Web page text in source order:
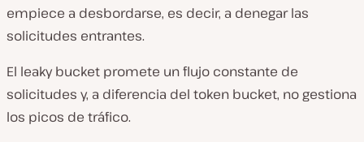
empiece a desbordarse, es decir, a denegar las
solicitudes entrantes.
El leaky bucket promete un flujo constante de
solicitudes y, a diferencia del token bucket, no gestiona
los picos de tráfico.